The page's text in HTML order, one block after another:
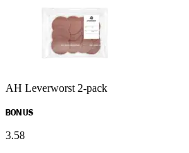
AH Leverworst 2-pack
BONUS
3.58